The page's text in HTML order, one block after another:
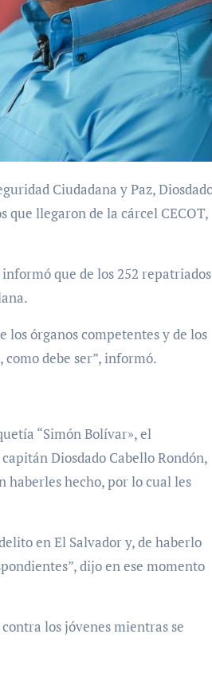
que llegaron de la cárcel CECOT,
que de los 252 repatriados
órganos competentes y de los
como debe ser”, informó.
“Simón Bolívar», el
Diosdado Cabello Rondón,
haberles hecho, por lo cual les
en El Salvador y, de haberlo
dijo en ese momento
los jóvenes mientras se